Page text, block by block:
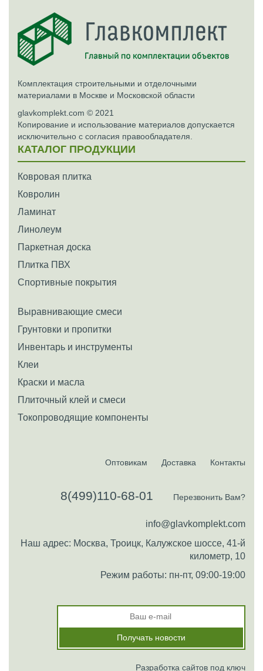
Комплектация строительными и отделочными
материалами в Москве и Московской области
glavkomplekt.com © 2021
Копирование и использование материалов допускается
исключительно с согласия правообладателя.
КАТАЛОГ ПРОДУКЦИИ
Ковровая плитка
Ковролин
Ламинат
Линолеум
Паркетная доска
Плитка ПВХ
Спортивные покрытия
Выравнивающие смеси
Грунтовки и пропитки
Инвентарь и инструменты
Клеи
Краски и масла
Плиточный клей и смеси
Токопроводящие компоненты
Оптовикам Доставка Контакты
8(499)110-68-01 Перезвонить Вам?
info@glavkomplekt.com
Наш адрес: Москва, Троицк, Калужское шоссе, 41-й
километр, 10
Режим работы: пн-пт, 09:00-19:00
Разработка сайтов под ключ